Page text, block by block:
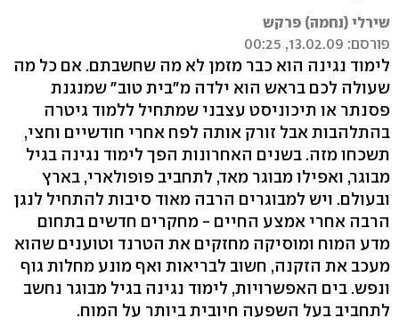
שירלי (נחמה) פרקש
פורסם: 13.02.09, 00:25
לימוד נגינה הוא כבר מזמן לא מה שחשבתם. אם כל מה
שעולה לכם בראש הוא ילדה מ"בית טוב" שמנגנת
פסנתר או תיכוניסט עצבני שמתחיל ללמוד גיטרה
בהתלהבות אבל זורק אותה לפח אחרי חודשיים וחצי,
תשכחו מזה. בשנים האחרונות הפך לימוד נגינה בגיל
מבוגר, ואפילו מבוגר מאד, לתחביב פופולארי, בארץ
ובעולם. ויש למבוגרים הרבה מאוד סיבות להתחיל לנגן
הרבה אחרי אמצע החיים - מחקרים חדשים בתחום
מדע המוח ומוסיקה מחזקים את הטרנד וטוענים שהוא
מעכב את הזקנה, חשוב לבריאות ואף מונע מחלות גוף
ונפש. בים האפשרויות, לימוד נגינה בגיל מבוגר נחשב
לתחביב בעל השפעה חיובית ביותר על המוח.